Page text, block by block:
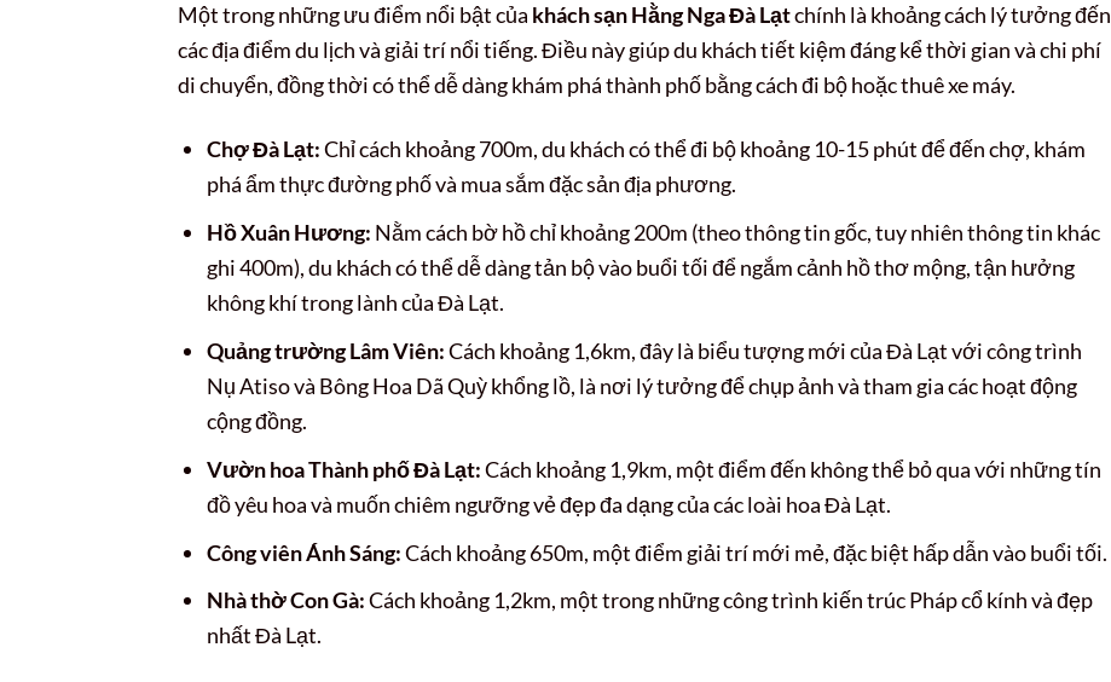
Một trong những ưu điểm nổi bật của khách sạn Hằng Nga Đà Lạtchính là khoảng cách lý tưởng đến
các địa điểm du lịch và giải trí nổi tiếng. Điều này giúp du khách tiết kiệm đáng kể thời gian và chi phí
di chuyển, đồng thời có thể dễ dàng khám phá thành phố bằng cách đi bộ hoặc thuê xe máy.
Chợ Đà Lạt:Chỉ cách khoảng 700m, du khách có thể đi bộ khoảng 10-15 phút để đến chợ, khám
phá ẩm thực đường phố và mua sắm đặc sản địa phương.
Hồ Xuân Hương: Nằm cách bờ hồ chỉ khoảng 200m (theo thông tin gốc, tuy nhiên thông tin khác
ghi 400m), du khách có thể dễ dàng tản bộ vào buổi tối để ngắm cảnh hồ thơ mộng, tận hưởng
không khí trong lành của Đà Lạt.
Quảng trường Lâm Viên:Cách khoảng 1,6km, đây là biểu tượng mới của Đà Lạt với công trình
Nụ Atiso và Bông Hoa Dã Quỳ khổng lồ, là nơi lý tưởng để chụp ảnh và tham gia các hoạt động
cộng đồng.
Vườn hoa Thành phố Đà Lạt:Cách khoảng 1,9km, một điểm đến không thể bỏ qua với những tín
đồ yêu hoa và muốn chiêm ngưỡng vẻ đẹp đa dạng của các loài hoa Đà Lạt.
Công viên Ánh Sáng:Cách khoảng 650m, một điểm giải trí mới mẻ, đặc biệt hấp dẫn vào buổi tối.
Nhà thờ Con Gà:Cách khoảng 1,2km, một trong những công trình kiến trúc Pháp cổ kính và đẹp
nhất Đà Lạt.